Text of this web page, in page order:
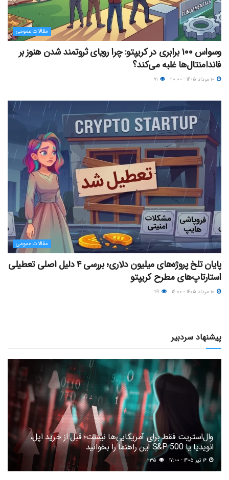
مقالات عمومی
وسواس ۱۰۰ برابری در کریپتو: چرا رویای ثروتمند شدن هنوز بر
فاندامنتال‌ها غلبه می‌کند؟
مقالات عمومی
پایان تلخ پروژه‌های میلیون دلاری؛ بررسی ۴ دلیل اصلی تعطیلی
استارتاپ‌های مطرح کریپتو
پیشنهاد سردبیر
وال‌استریت فقط برای آمریکایی‌ها نیست؛ قبل از خرید اپل،
انویدیا یا S&P 500 این راهنما را بخوانید
۲۳۵